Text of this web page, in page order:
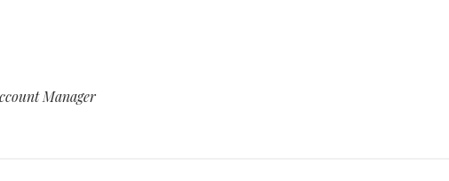
Manager